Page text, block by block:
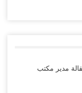
مدير مكتب